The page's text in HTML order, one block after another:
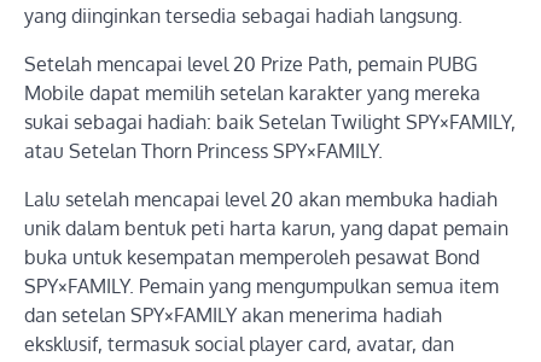
yang diinginkan tersedia sebagai hadiah langsung.
Setelah mencapai level 20 Prize Path, pemain PUBG
Mobile dapat memilih setelan karakter yang mereka
sukai sebagai hadiah: baik Setelan Twilight SPY×FAMILY,
atau Setelan Thorn Princess SPY×FAMILY.
Lalu setelah mencapai level 20 akan membuka hadiah
unik dalam bentuk peti harta karun, yang dapat pemain
buka untuk kesempatan memperoleh pesawat Bond
SPY×FAMILY. Pemain yang mengumpulkan semua item
dan setelan SPY×FAMILY akan menerima hadiah
eksklusif, termasuk social player card, avatar, dan